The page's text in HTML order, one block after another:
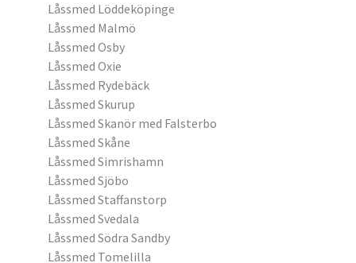
Låssmed Löddeköpinge
Låssmed Malmö
Låssmed Osby
Låssmed Oxie
Låssmed Rydebäck
Låssmed Skurup
Låssmed Skanör med Falsterbo
Låssmed Skåne
Låssmed Simrishamn
Låssmed Sjöbo
Låssmed Staffanstorp
Låssmed Svedala
Låssmed Södra Sandby
Låssmed Tomelilla